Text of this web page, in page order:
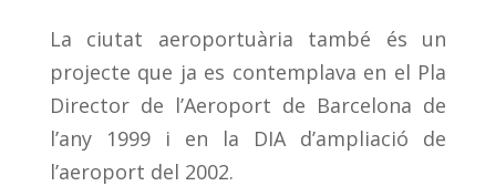
La ciutat aeroportuària també és un
projecte que ja es contemplava en el Pla
Director de l’Aeroport de Barcelona de
l’any 1999 i en la DIA d’ampliació de
l’aeroport del 2002.